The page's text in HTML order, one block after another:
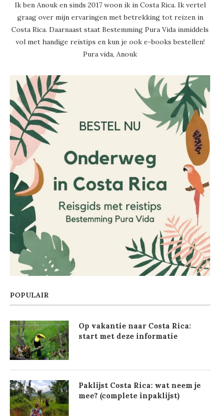
Ik ben Anouk en sinds 2017 woon ik in Costa Rica. Ik vertel
graag over mijn ervaringen met betrekking tot reizen in
Costa Rica. Daarnaast staat Bestemming Pura Vida inmiddels
vol met handige reistips en kun je ook e-books bestellen!
Pura vida, Anouk
POPULAIR
Op vakantie naar Costa Rica:
start met deze informatie
Paklijst Costa Rica: wat neem je
mee? (complete inpaklijst)